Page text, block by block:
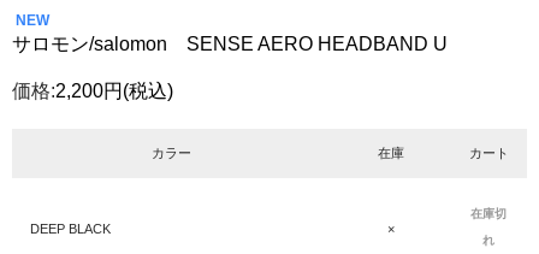
NEW
サロモン/salomon SENSE AERO HEADBAND U
価格:2,200円 (税込)
カラー 在庫 カート
DEEP BLACK ×
在庫切
れ